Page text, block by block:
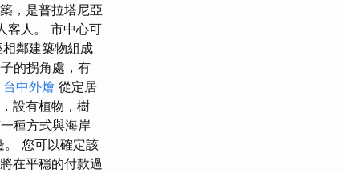
，是普拉塔尼亞
客人。 市中心可
鄰建築物組成
的拐角處，有
台中外燴 從定居
設有植物，樹
種方式與海岸
。 您可以確定該
在平穩的付款過